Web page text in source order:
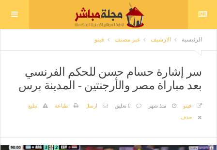
الرئيسية الارشيف غير مصنف فيتو
سر إشارة حسام حسن للحكم الفرنسي
بعد مباراة مصر والأرجنتين - المدينة برس
فيتو منذ شهر 0 تعليق ارسل طباعة
تبليغ
حذف